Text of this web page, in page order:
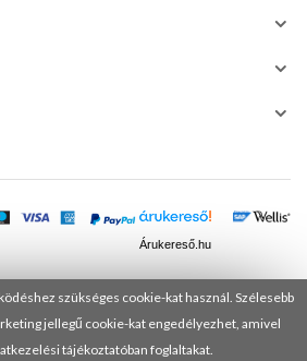
szükséges cookie-kat használ. Szélesebb
jellegű cookie-kat engedélyezhet, amivel
tájékoztatóban foglaltakat.
Árukereső.hu
fenntartva! DANUSA Hungary Kft.